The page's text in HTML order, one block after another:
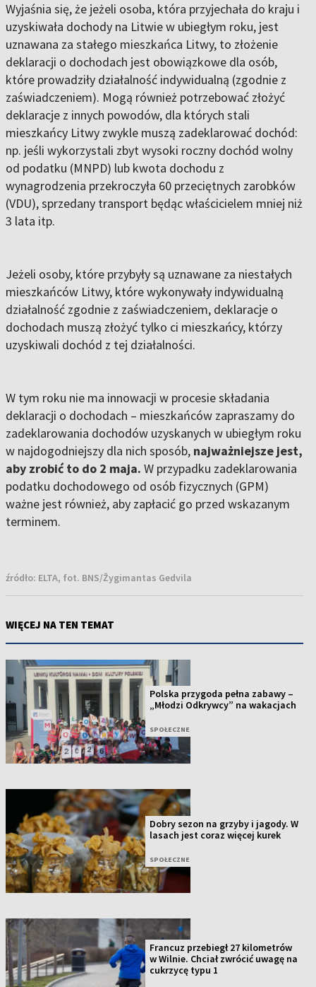
Wyjaśnia się, że jeżeli osoba, która przyjechała do kraju i
uzyskiwała dochody na Litwie w ubiegłym roku, jest
uznawana za stałego mieszkańca Litwy, to złożenie
deklaracji o dochodach jest obowiązkowe dla osób,
które prowadziły działalność indywidualną (zgodnie z
zaświadczeniem). Mogą również potrzebować złożyć
deklaracje z innych powodów, dla których stali
mieszkańcy Litwy zwykle muszą zadeklarować dochód:
np. jeśli wykorzystali zbyt wysoki roczny dochód wolny
od podatku (MNPD) lub kwota dochodu z
wynagrodzenia przekroczyła 60 przeciętnych zarobków
(VDU), sprzedany transport będąc właścicielem mniej niż
3 lata itp.
Jeżeli osoby, które przybyły są uznawane za niestałych
mieszkańców Litwy, które wykonywały indywidualną
działalność zgodnie z zaświadczeniem, deklaracje o
dochodach muszą złożyć tylko ci mieszkańcy, którzy
uzyskiwali dochód z tej działalności.
W tym roku nie ma innowacji w procesie składania
deklaracji o dochodach – mieszkańców zapraszamy do
zadeklarowania dochodów uzyskanych w ubiegłym roku
w najdogodniejszy dla nich sposób, najważniejsze jest,
aby zrobić to do 2 maja. W przypadku zadeklarowania
podatku dochodowego od osób fizycznych (GPM)
ważne jest również, aby zapłacić go przed wskazanym
terminem.
źródło: ELTA, fot. BNS/Žygimantas Gedvila
WIĘCEJ NA TEN TEMAT
Polska przygoda pełna zabawy –
„Młodzi Odkrywcy” na wakacjach
SPOŁECZNE
Dobry sezon na grzyby i jagody. W
lasach jest coraz więcej kurek
SPOŁECZNE
Francuz przebiegł 27 kilometrów
w Wilnie. Chciał zwrócić uwagę na
cukrzycę typu 1